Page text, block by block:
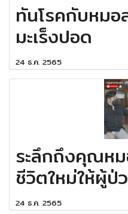
ทันโรคกับหม
มะเร็งปอด
24 ธ.ค. 2565
ระลึกถึงคุณห
ชีวิตใหม่ให้ผู้ป่
24 ธ.ค. 2565